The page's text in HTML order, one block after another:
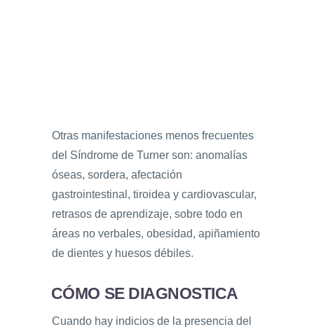
Otras manifestaciones menos frecuentes
del Síndrome de Turner son: anomalías
óseas, sordera, afectación
gastrointestinal, tiroidea y cardiovascular,
retrasos de aprendizaje, sobre todo en
áreas no verbales, obesidad, apiñamiento
de dientes y huesos débiles.
CÓMO SE DIAGNOSTICA
Cuando hay indicios de la presencia del